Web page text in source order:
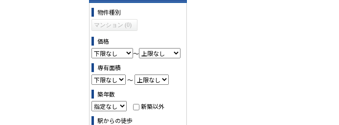
物件の条件で絞り込む
物件種別
マンション (0)
価格
～
専有面積
～
築年数
新築以外
駅からの徒歩